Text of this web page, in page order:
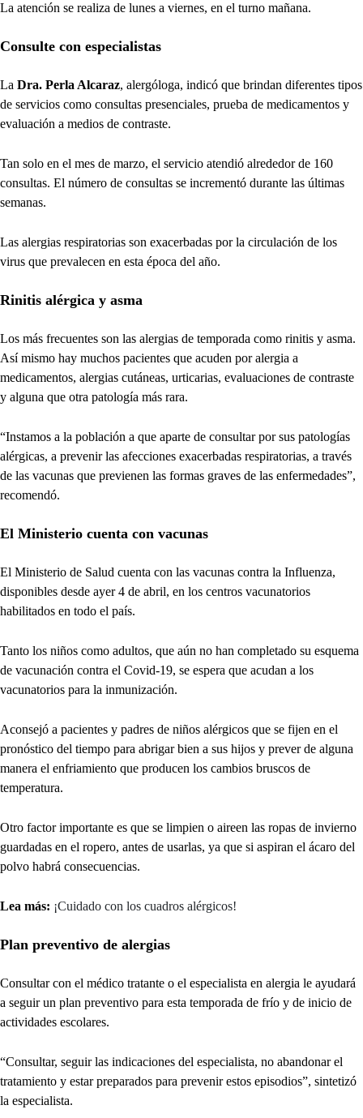
La atención se realiza de lunes a viernes, en el turno mañana.
Consulte con especialistas
La Dra. Perla Alcaraz, alergóloga, indicó que brindan diferentes tipos
de servicios como consultas presenciales, prueba de medicamentos y
evaluación a medios de contraste.
Tan solo en el mes de marzo, el servicio atendió alrededor de 160
consultas. El número de consultas se incrementó durante las últimas
semanas.
Las alergias respiratorias son exacerbadas por la circulación de los
virus que prevalecen en esta época del año.
Rinitis alérgica y asma
Los más frecuentes son las alergias de temporada como rinitis y asma.
Así mismo hay muchos pacientes que acuden por alergia a
medicamentos, alergias cutáneas, urticarias, evaluaciones de contraste
y alguna que otra patología más rara.
“Instamos a la población a que aparte de consultar por sus patologías
alérgicas, a prevenir las afecciones exacerbadas respiratorias, a través
de las vacunas que previenen las formas graves de las enfermedades”,
recomendó.
El Ministerio cuenta con vacunas
El Ministerio de Salud cuenta con las vacunas contra la Influenza,
disponibles desde ayer 4 de abril, en los centros vacunatorios
habilitados en todo el país.
Tanto los niños como adultos, que aún no han completado su esquema
de vacunación contra el Covid-19, se espera que acudan a los
vacunatorios para la inmunización.
Aconsejó a pacientes y padres de niños alérgicos que se fijen en el
pronóstico del tiempo para abrigar bien a sus hijos y prever de alguna
manera el enfriamiento que producen los cambios bruscos de
temperatura.
Otro factor importante es que se limpien o aireen las ropas de invierno
guardadas en el ropero, antes de usarlas, ya que si aspiran el ácaro del
polvo habrá consecuencias.
Lea más: ¡Cuidado con los cuadros alérgicos!
Plan preventivo de alergias
Consultar con el médico tratante o el especialista en alergia le ayudará
a seguir un plan preventivo para esta temporada de frío y de inicio de
actividades escolares.
“Consultar, seguir las indicaciones del especialista, no abandonar el
tratamiento y estar preparados para prevenir estos episodios”, sintetizó
la especialista.